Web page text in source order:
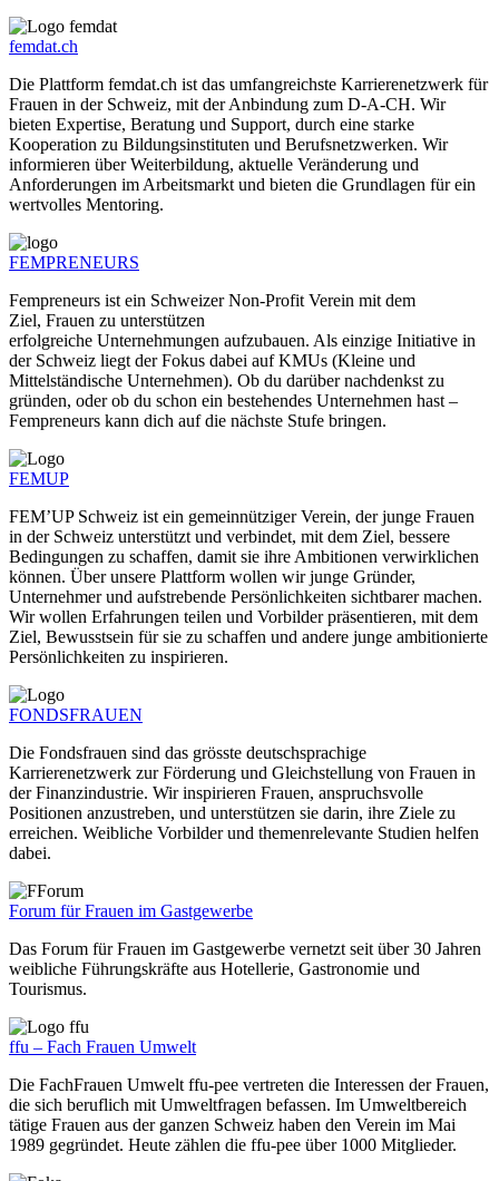
femdat.ch
Die Plattform femdat.ch ist das umfangreichste Karrierenetzwerk für
Frauen in der Schweiz, mit der Anbindung zum D-A-CH. Wir
bieten Expertise, Beratung und Support, durch eine starke
Kooperation zu Bildungsinstituten und Berufsnetzwerken. Wir
informieren über Weiterbildung, aktuelle Veränderung und
Anforderungen im Arbeitsmarkt und bieten die Grundlagen für ein
wertvolles Mentoring.
FEMPRENEURS
Fempreneurs ist ein Schweizer Non-Profit Verein mit dem
Ziel, Frauen zu unterstützen
erfolgreiche Unternehmungen aufzubauen. Als einzige Initiative in
der Schweiz liegt der Fokus dabei auf KMUs (Kleine und
Mittelständische Unternehmen). Ob du darüber nachdenkst zu
gründen, oderob du schon ein bestehendes Unternehmen hast –
Fempreneurs kann dich auf die nächste Stufe bringen.
FEMUP
FEM’UP Schweiz ist ein gemeinnütziger Verein, der junge Frauen
in der Schweiz unterstützt und verbindet, mit dem Ziel, bessere
Bedingungen zu schaffen, damit sie ihre Ambitionen verwirklichen
können. Über unsere Plattform wollen wir junge Gründer,
Unternehmer und aufstrebende Persönlichkeiten sichtbarer machen.
Wir wollen Erfahrungen teilen und Vorbilder präsentieren, mit dem
Ziel, Bewusstsein für sie zu schaffen und andere junge ambitionierte
Persönlichkeiten zu inspirieren.
FONDSFRAUEN
Die Fondsfrauen sind das grösste deutschsprachige
Karrierenetzwerk zur Förderung und Gleichstellung von Frauen in
der Finanzindustrie. Wir inspirieren Frauen, anspruchsvolle
Positionen anzustreben, und unterstützen sie darin, ihre Ziele zu
erreichen. Weibliche Vorbilder und themenrelevante Studien helfen
dabei.
Forum für Frauen im Gastgewerbe
Das Forum für Frauen im Gastgewerbe vernetzt seit über 30 Jahren
weibliche Führungskräfte aus Hotellerie, Gastronomie und
Tourismus.
ffu – Fach Frauen Umwelt
Die FachFrauen Umwelt ffu-pee vertreten die Interessen der Frauen,
die sich beruflich mit Umweltfragen befassen. Im Umweltbereich
tätige Frauen aus der ganzen Schweiz haben den Verein im Mai
1989 gegründet. Heute zählen die ffu-pee über 1000 Mitglieder.